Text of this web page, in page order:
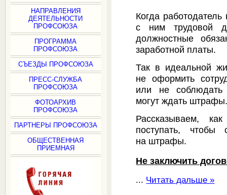
НАПРАВЛЕНИЯ
ДЕЯТЕЛЬНОСТИ
ПРОФСОЮЗА
ПРОГРАММА
ПРОФСОЮЗА
СЪЕЗДЫ ПРОФСОЮЗА
ПРЕСС-СЛУЖБА
ПРОФСОЮЗА
ФОТОАРХИВ
ПРОФСОЮЗА
ПАРТНЕРЫ ПРОФСОЮЗА
ОБЩЕСТВЕННАЯ
ПРИЕМНАЯ
Когда
с ним трудовой
должностные
заработной платы.
Так в идеальной
не оформить
или не соблюдать
могут ждать
Рассказываем,
поступать,
на штрафы.
Не заключить
... Читать дальше »